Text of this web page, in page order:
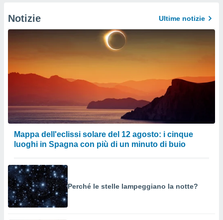
Notizie Ultime notizie
Mappa dell'eclissi solare del 12 agosto: i cinque
luoghi in Spagna con più di un minuto di buio
Perché le stelle lampeggiano la notte?